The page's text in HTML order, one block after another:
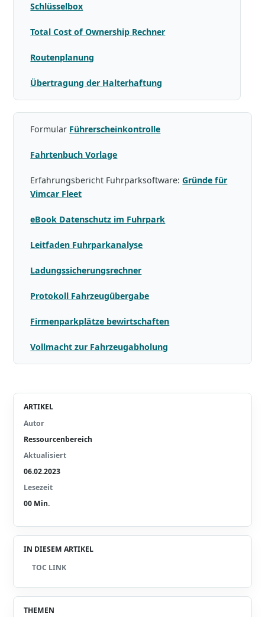
Schlüsselbox
Total Cost of Ownership Rechner
Routenplanung
Übertragung der Halterhaftung
Formular Führerscheinkontrolle
Fahrtenbuch Vorlage
Erfahrungsbericht Fuhrparksoftware:Gründe für
Vimcar Fleet
eBook Datenschutz im Fuhrpark
Leitfaden Fuhrparkanalyse
Ladungssicherungsrechner
Protokoll Fahrzeugübergabe
Firmenparkplätze bewirtschaften
Vollmacht zur Fahrzeugabholung
ARTIKEL
Autor
Ressourcenbereich
Aktualisiert
06.02.2023
Lesezeit
00Min.
IN DIESEM ARTIKEL
TOC LINK
THEMEN